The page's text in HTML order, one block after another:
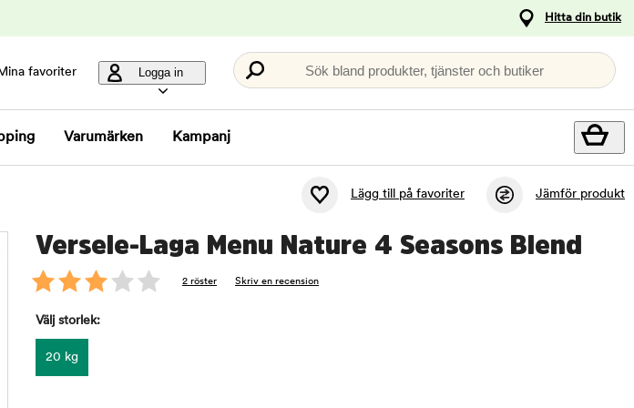
Hitta din butik
favoriter Logga in Sök bland produkter, tjänster och butiker
Varumärken Kampanj
Lägg till på favoriter Jämför produkt
Versele-Laga Menu Nature 4 Seasons Blend
2 röster Skriv en recension
Välj storlek:
20 kg